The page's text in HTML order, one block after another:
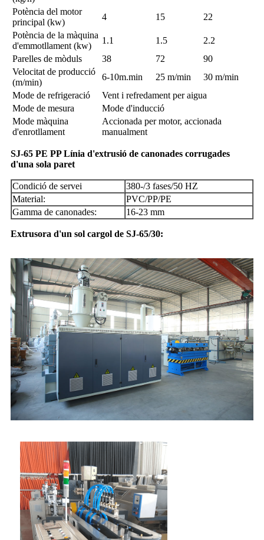
Potència del motor
principal (kw)
4 15
22
Potència de la màquina
d'emmotllament (kw)
1.1 1.5
2.2
Parelles de mòduls
38 72
90
Velocitat de producció
(m/min)
6-10m.min 25 m/min
30 m/min
Mode de refrigeració
Vent i refredament per aigua
Mode de mesura
Mode d'inducció
Mode màquina
d'enrotllament
Accionada per motor, accionada
manualment
SJ-65 PE PP Línia d'extrusió de canonades corrugades
d'una sola paret
Condició de servei
380-/3 fases/50 HZ
Material:
PVC/PP/PE
Gamma de canonades:
16-23 mm
Extrusora d'un sol cargol de SJ-65/30: